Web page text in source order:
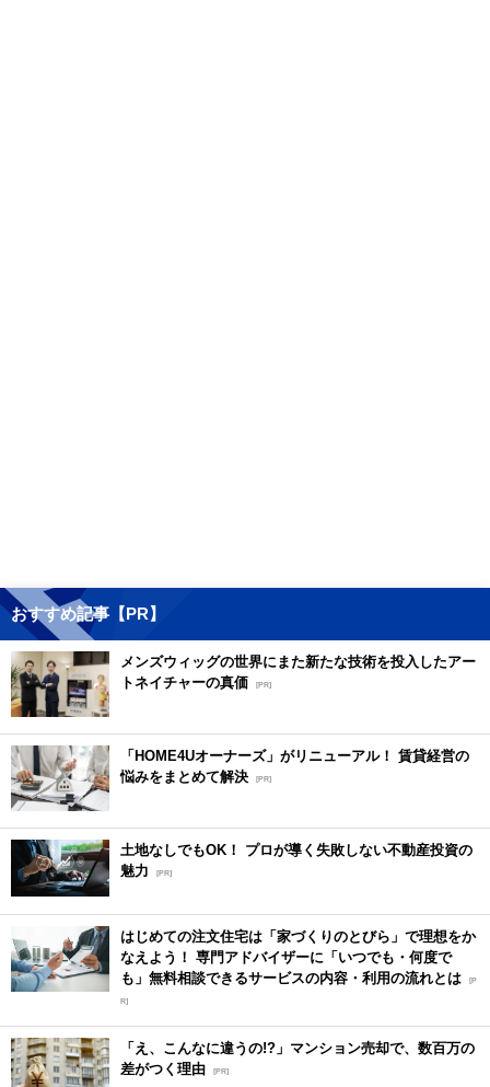
おすすめ記事【PR】
メンズウィッグの世界にまた新たな技術を投入したアー
トネイチャーの真価 [PR]
「HOME4Uオーナーズ」がリニューアル！ 賃貸経営の
悩みをまとめて解決 [PR]
土地なしでもOK！ プロが導く失敗しない不動産投資の
魅力
[PR]
はじめての注文住宅は「家づくりのとびら」で理想をか
なえよう！ 専門アドバイザーに「いつでも・何度で
も」無料相談できるサービスの内容・利用の流れとは [P
R]
「え、こんなに違うの!?」マンション売却で、数百万の
差がつく理由 [PR]